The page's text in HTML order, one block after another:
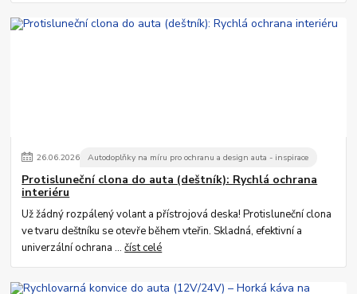
26.06.2026 Autodoplňky na míru pro ochranu a design auta - inspirace
Protisluneční clona do auta (deštník): Rychlá ochrana
interiéru
Už žádný rozpálený volant a přístrojová deska! Protisluneční clona
ve tvaru deštníku se otevře během vteřin. Skladná, efektivní a
univerzální ochrana ...číst celé